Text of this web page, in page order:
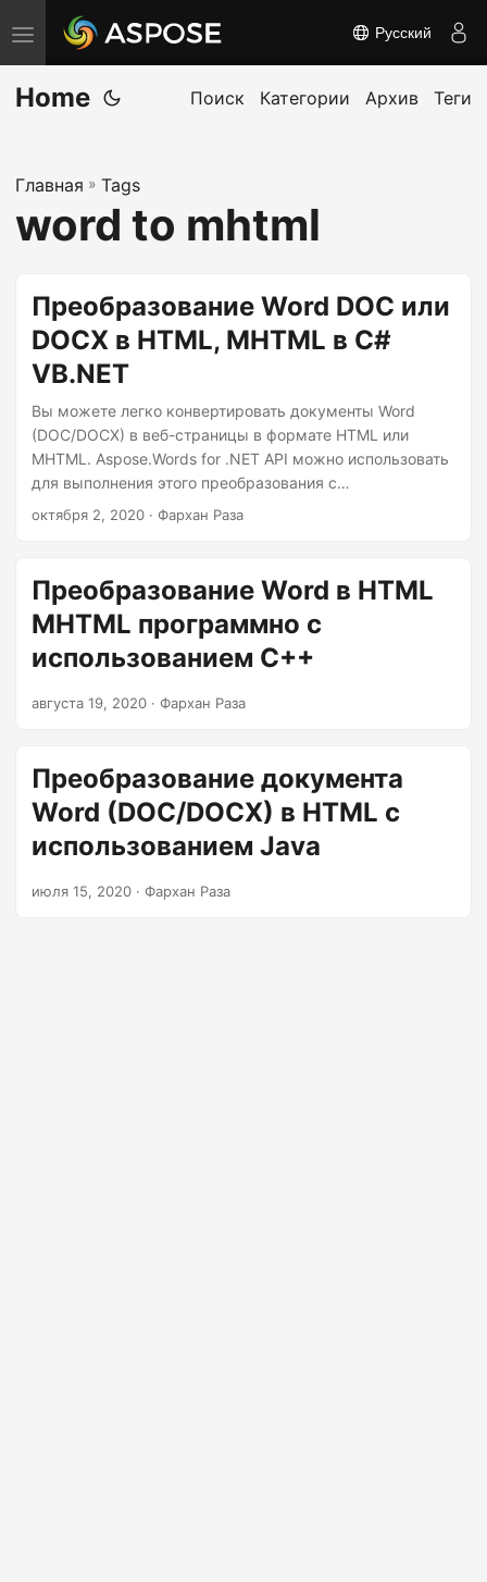
П
е
р
л
ю
н
а
ю
Русский
Home Поиск Категории Архив Теги
Главная » Tags
word to mhtml
Преобразование Word DOC или
DOCX в HTML, MHTML в C#
VB.NET
Вы можете легко конвертировать документы Word
(DOC/DOCX) в веб-страницы в формате HTML или
MHTML. Aspose.Words for .NET API можно использовать
для выполнения этого преобразования с
использованием C# или VB.NET. Преобразование
различные параметры преобразования.
октября 2, 2020 · Фархан Раза
Преобразование Word в HTML
MHTML программно с
использованием C++
августа 19, 2020 · Фархан Раза
Преобразование документа
Word (DOC/DOCX) в HTML с
использованием Java
июля 15, 2020 · Фархан Раза